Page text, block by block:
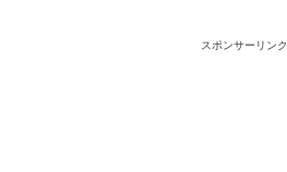
スポンサーリンク